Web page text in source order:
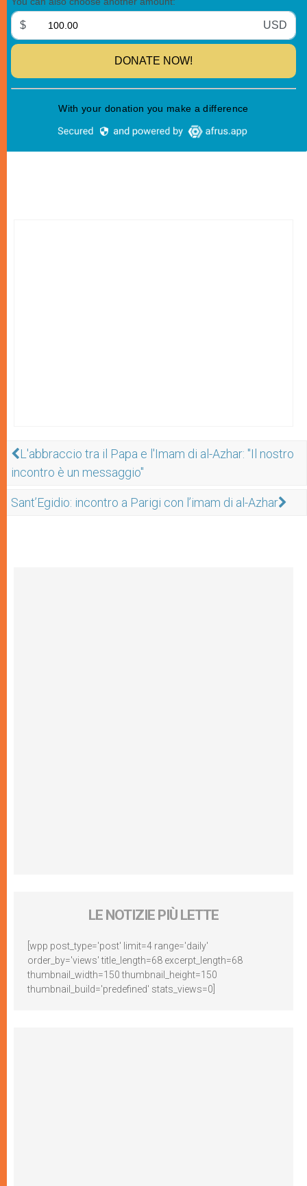
L'abbraccio tra il Papa e l'Imam di al-Azhar: "Il nostro
incontro è un messaggio"
Sant’Egidio: incontro a Parigi con l’imam di al-Azhar
LE NOTIZIE PIÙ LETTE
[wpp post_type='post' limit=4 range='daily'
order_by='views' title_length=68 excerpt_length=68
thumbnail_width=150 thumbnail_height=150
thumbnail_build='predefined' stats_views=0]